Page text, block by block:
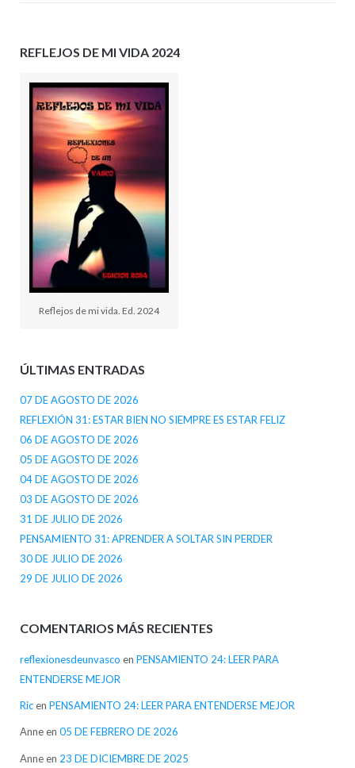
REFLEJOS DE MI VIDA 2024
Reflejos de mi vida. Ed. 2024
ÚLTIMAS ENTRADAS
07 DE AGOSTO DE 2026
REFLEXIÓN 31: ESTAR BIEN NO SIEMPRE ES ESTAR FELIZ
06 DE AGOSTO DE 2026
05 DE AGOSTO DE 2026
04 DE AGOSTO DE 2026
03 DE AGOSTO DE 2026
31 DE JULIO DE 2026
PENSAMIENTO 31: APRENDER A SOLTAR SIN PERDER
30 DE JULIO DE 2026
29 DE JULIO DE 2026
COMENTARIOS MÁS RECIENTES
reflexionesdeunvasco en PENSAMIENTO 24: LEER PARA
ENTENDERSE MEJOR
Ricen PENSAMIENTO 24: LEER PARA ENTENDERSE MEJOR
Anneen 05 DE FEBRERO DE 2026
Anneen 23 DE DICIEMBRE DE 2025